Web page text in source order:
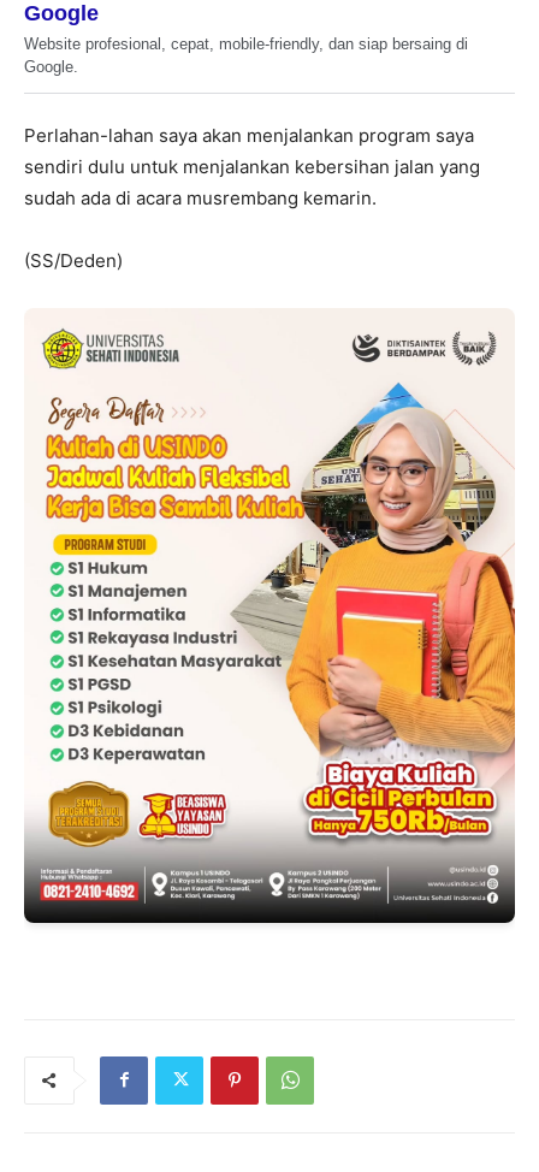
Google
Website profesional, cepat, mobile-friendly, dan siap bersaing di
Google.
Perlahan-lahan saya akan menjalankan program saya
sendiri dulu untuk menjalankan kebersihan jalan yang
sudah ada di acara musrembang kemarin.
(SS/Deden)